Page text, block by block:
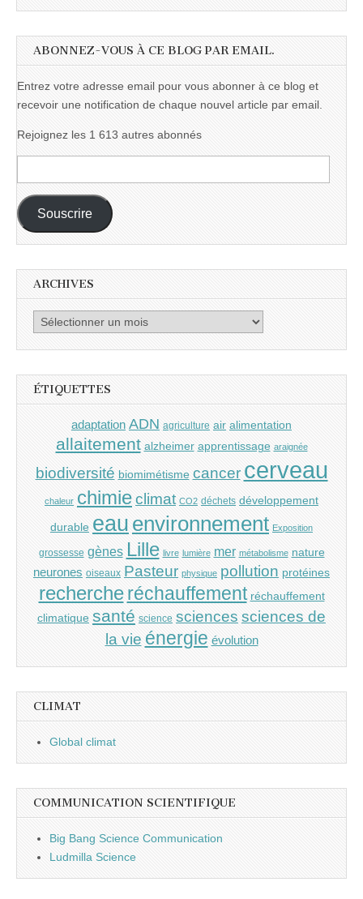
ABONNEZ-VOUS À CE BLOG PAR EMAIL.
Entrez votre adresse email pour vous abonner à ce blog et
recevoir une notification de chaque nouvel article par email.
Rejoignez les 1 613 autres abonnés
e-
mail :
Souscrire
ARCHIVES
Archives
ÉTIQUETTES
adaptation ADN agriculture air alimentation
allaitement alzheimer apprentissage araignée
biodiversité biomimétisme cancer cerveau
chaleur chimieclimat CO2 déchets développement
durable eau environnement Exposition
grossesse gènes Lille livre lumière mer métabolisme nature
neurones oiseaux Pasteur physique pollution protéines
recherche réchauffement réchauffement
climatique santé science sciences sciences de
la vie énergie évolution
CLIMAT
Global climat
COMMUNICATION SCIENTIFIQUE
Big Bang Science Communication
Ludmilla Science